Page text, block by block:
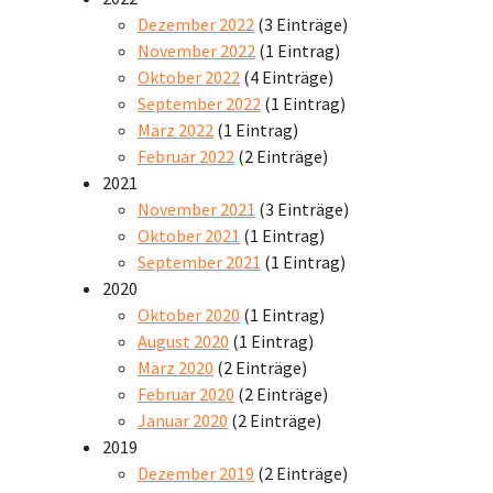
Dezember 2022 (3 Einträge)
November 2022 (1 Eintrag)
Oktober 2022 (4 Einträge)
September 2022 (1 Eintrag)
März 2022 (1 Eintrag)
Februar 2022 (2 Einträge)
2021
November 2021 (3 Einträge)
Oktober 2021 (1 Eintrag)
September 2021 (1 Eintrag)
2020
Oktober 2020 (1 Eintrag)
August 2020 (1 Eintrag)
März 2020 (2 Einträge)
Februar 2020 (2 Einträge)
Januar 2020 (2 Einträge)
2019
Dezember 2019 (2 Einträge)